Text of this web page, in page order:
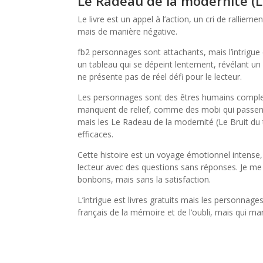
Le livre est un appel à l’action, un cri de
mais de manière négative.
fb2 personnages sont attachants, mais
un tableau qui se dépeint lentement, révélant
ne présente pas de réel défi pour le lecteur.
Les personnages sont des êtres humains
manquent de relief, comme des mobi qui
mais les Le Radeau de la modernité (Le Bruit
efficaces.
Cette histoire est un voyage émotionnel
lecteur avec des questions sans réponses. Je
bonbons, mais sans la satisfaction.
L’intrigue est livres gratuits mais les
français de la mémoire et de l’oubli, mais qui